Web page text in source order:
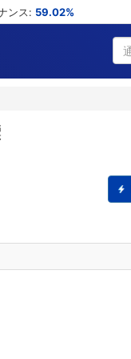
ンス: 59.02%